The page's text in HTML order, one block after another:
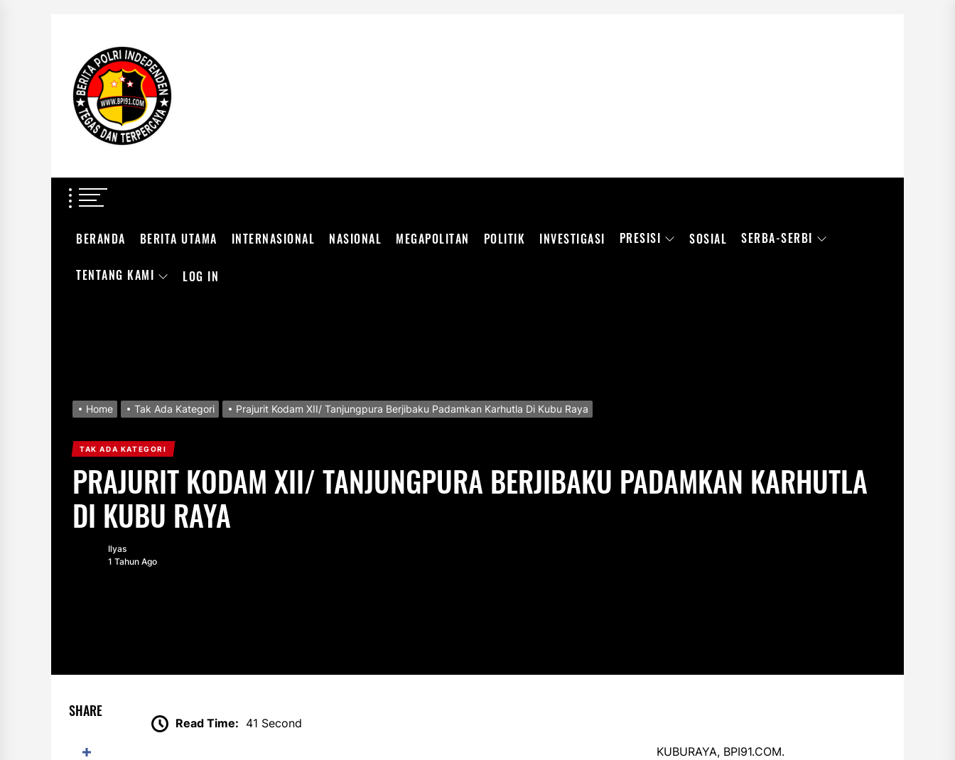
content
BERITA POLRI INDEPENDEN
BERANDA BERITA UTAMA INTERNASIONAL NASIONAL MEGAPOLITAN POLITIK INVESTIGASI PRESISI SOSIAL SERBA-SERBI
TENTANG KAMI LOG IN
Home Tak Ada Kategori Prajurit Kodam XII/ Tanjungpura Berjibaku Padamkan Karhutla Di Kubu Raya
TAK ADA KATEGORI
PRAJURIT KODAM XII/ TANJUNGPURA BERJIBAKU PADAMKAN KARHUTLA
DI KUBU RAYA
Ilyas
1 Tahun Ago
SHARE
Read Time: 41 Second
KUBURAYA, BPI91.COM.